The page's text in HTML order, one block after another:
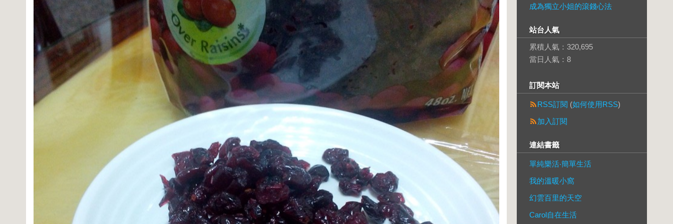
成為獨立小姐的滾錢心法
站台人氣
累積人氣： 320,695
當日人氣： 8
訂閱本站
RSS訂閱 (如何使用RSS)
加入訂閱
連結書籤
單純樂活‧簡單生活
我的溫暖小窩
幻雲百里的天空
Carol自在生活